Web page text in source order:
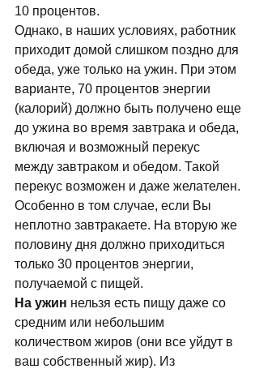
10 пpоцентов.
Однако, в наших условиях, работник
приходит домой слишком поздно для
обеда, уже только на ужин. При этом
варианте, 70 процентов энергии
(калорий) должно быть получено еще
до ужина во время завтрака и обеда,
включая и возможный перекус
между завтраком и обедом. Такой
перекус возможен и даже желателен.
Особенно в том случае, если Вы
неплотно завтракаете. На вторую же
половину дня должно приходиться
только 30 процентов энергии,
получаемой с пищей.
На ужин нельзя есть пищу даже со
средним или небольшим
количеством жиров (они все уйдут в
ваш собственный жир). Из